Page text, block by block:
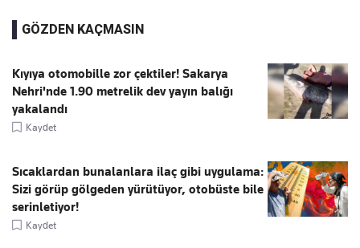
GÖZDEN KAÇMASIN
Kıyıya otomobille zor çektiler! Sakarya
Nehri'nde 1.90 metrelik dev yayın balığı
yakalandı
Kaydet
Sıcaklardan bunalanlara ilaç gibi uygulama:
Sizi görüp gölgeden yürütüyor, otobüste bile
serinletiyor!
Kaydet